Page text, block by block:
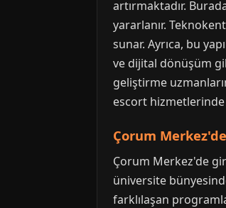
artırmaktadır.
yararlanır.
sunar. Ayrıca, bu
ve dijital dönüşüm
geliştirme
escort
Çorum
Çorum Merkez'de
üniversite
farklılaşan